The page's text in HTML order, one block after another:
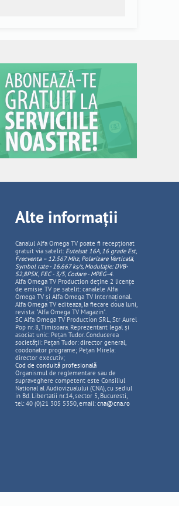
Alte informații
Canalul Alfa Omega TV poate fi recepționat
gratuit via satelit: Eutelsat 16A, 16 grade Est,
Frecventa – 12.567 Mhz, PolarizareVerticală,
Symbol rate - 16.667 ks/s, Modulație: DVB-
S2,8PSK, FEC - 3/5, Codare - MPEG-4.
Alfa Omega TV Production deține 2 licențe
de emisie TV pe satelit: canalele Alfa
Omega TV și Alfa Omega TV Internațional.
Alfa Omega TV editeaza, la fiecare doua luni,
revista: "Alfa Omega TV Magazin".
SC Alfa Omega TV Production SRL, Str Aurel
Pop nr. 8, Timisoara. Reprezentant legal și
asociat unic: Pețan Tudor. Conducerea
societății: Pețan Tudor: director general,
coodonator programe; Pețan Mirela:
director executiv;
Cod de conduită profesională
Organismul de reglementare sau de
supraveghere competent este Consiliul
National al Audiovizualului (CNA), cu sediul
in Bd. Libertatii nr.14, sector 5, Bucuresti,
tel: 40 (0)21 305 5350, email: cna@cna.ro